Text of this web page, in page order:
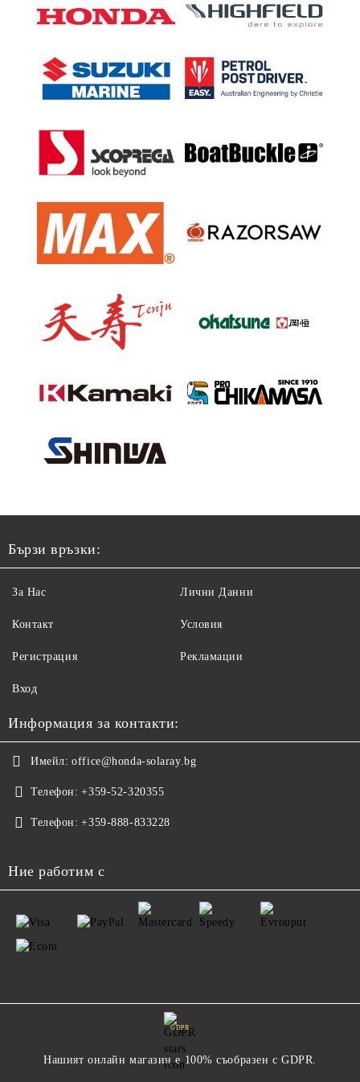
Бързи връзки:
За Нас
Контакт
Регистрация
Вход
Лични Данни
Условия
Рекламации
Информация за контакти:
Имейл: office@honda-solaray.bg
Телефон: +359-52-320355
Телефон: +359-888-833228
Ние работим с
GDPR
Нашият онлайн магазин е 100% съобразен с GDPR.